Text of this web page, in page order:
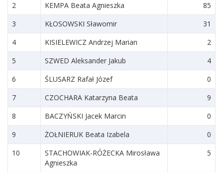
2
KEMPA Beata Agnieszka
85
3
KŁOSOWSKI Sławomir
31
4
KISIELEWICZ Andrzej Marian
2
5
SZWED Aleksander Jakub
4
6
ŚLUSARZ Rafał Józef
0
7
CZOCHARA Katarzyna Beata
9
8
BACZYŃSKI Jacek Marcin
0
9
ŻOŁNIERUK Beata Izabela
0
10
STACHOWIAK-RÓŻECKA Mirosława
Agnieszka
5